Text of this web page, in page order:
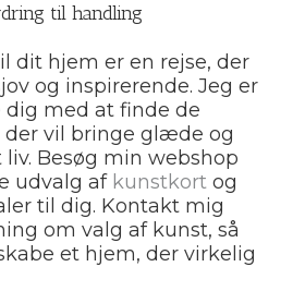
til handling
dit hjem er en rejse, der
og inspirerende. Jeg er
med at finde de
vil bringe glæde og
Besøg min webshop
udvalg af kunstkort og
til dig. Kontakt mig
om valg af kunst, så
et hjem, der virkelig